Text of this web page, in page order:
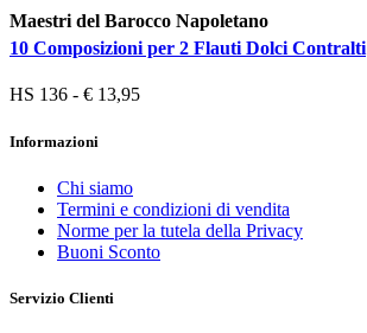
Maestri del Barocco Napoletano
10 Composizioni per 2 Flauti Dolci Contralti
HS 136 - € 13,95
Informazioni
Chi siamo
Termini e condizioni di vendita
Norme per la tutela della Privacy
Buoni Sconto
Servizio Clienti